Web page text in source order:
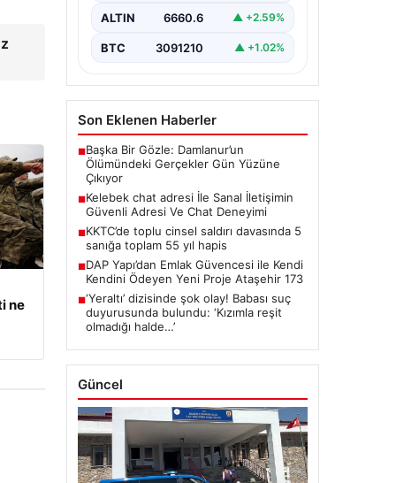
ne
Günümüzde birçok…
ALTIN 6660.6 ▲ +2.59%
BTC 3091210 ▲ +1.02%
Son Eklenen Haberler
■Başka Bir Gözle: Damlanur’un
Ölümündeki Gerçekler Gün Yüzüne
Çıkıyor
■Kelebek chat adresi İle Sanal İletişimin
Güvenli Adresi Ve Chat Deneyimi
■KKTC’de toplu cinsel saldırı davasında 5
sanığa toplam 55 yıl hapis
■DAP Yapı’dan Emlak Güvencesi ile Kendi
Kendini Ödeyen Yeni Proje Ataşehir 173
■‘Yeraltı’ dizisinde şok olay! Babası suç
duyurusunda bulundu: ‘Kızımla reşit
olmadığı halde…’
Güncel